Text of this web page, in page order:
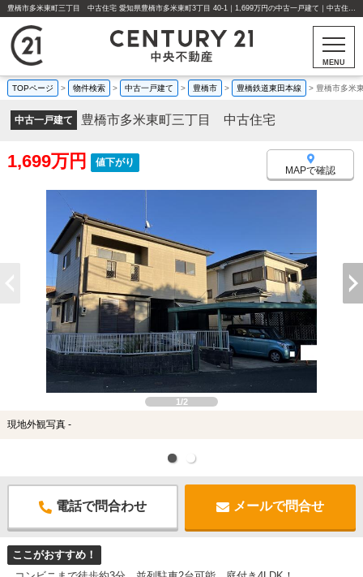
豊橋市多米東町三丁目 中古住宅 愛知県豊橋市多米東町3丁目 40-1｜1,699万円の中古一戸建て｜中古住宅や中古物件情報｜センチュリー21中央不動産
MENU
TOPページ > 物件検索 > 中古一戸建て > 豊橋市 > 豊橋鉄道東田本線 > 豊橋市多米
中古一戸建て 豊橋市多米東町三丁目 中古住宅
1,699万円 値下がり
MAPで確認
1/2
現地外観写真 -
電話で問合わせ メールで問合せ
ここがおすすめ！